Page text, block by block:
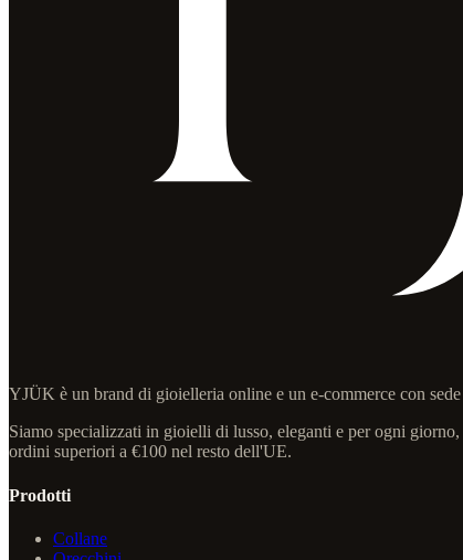
YJÜK è un brand di gioielleria online e un e-commerce con
Siamo specializzati in gioielli di lusso, eleganti e per ogni
ordini superiori a €100 nel resto dell'UE.
Prodotti
Collane